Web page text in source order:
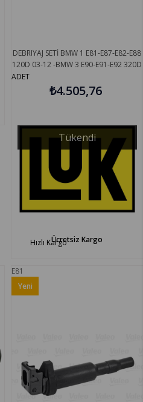
Tükendi
DEBRIYAJ SETİ BMW 1 E81-E87-E82-E88
120D 03-12 -BMW 3 E90-E91-E92 320D
07-11 -BMW X1 18D-20D LUK
624354000
ADET
₺4.505,76
Ücretsiz Kargo
Hızlı Kargo
E81
Yeni